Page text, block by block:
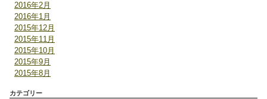
2016年2月
2016年1月
2015年12月
2015年11月
2015年10月
2015年9月
2015年8月
カテゴリー